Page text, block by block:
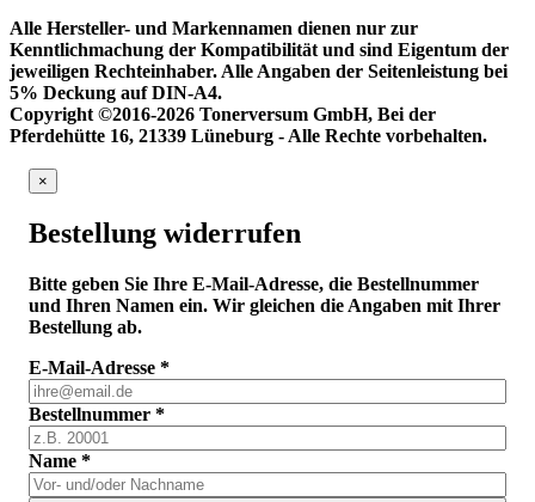
Alle Hersteller- und Markennamen dienen nur zur
Kenntlichmachung der Kompatibilität und sind Eigentum der
jeweiligen Rechteinhaber. Alle Angaben der Seitenleistung bei
5% Deckung auf DIN-A4.
Copyright ©2016-2026 Tonerversum GmbH, Bei der
Pferdehütte 16, 21339 Lüneburg - Alle Rechte vorbehalten.
×
Bestellung widerrufen
Bitte geben Sie Ihre E-Mail-Adresse, die Bestellnummer
und Ihren Namen ein. Wir gleichen die Angaben mit Ihrer
Bestellung ab.
E-Mail-Adresse *
Bestellnummer *
Name *